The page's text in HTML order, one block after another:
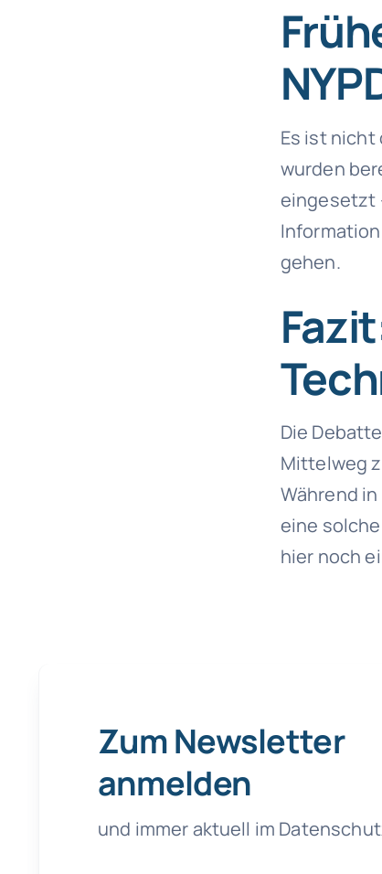
Es ist nicht
wurden
eingesetzt
gehen.
Die
Mittelweg
Während
eine
hier noch
Zum Newsletter
anmelden
und immer aktuell im